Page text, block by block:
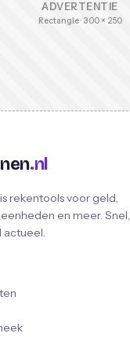
ADVERTENTIE
Rectangle · 300 × 250
.nl
rekentools voor geld,
en meer. Snel,
actueel.